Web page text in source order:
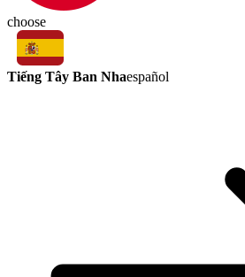
choose
Tiếng Tây Ban Nhaespañol